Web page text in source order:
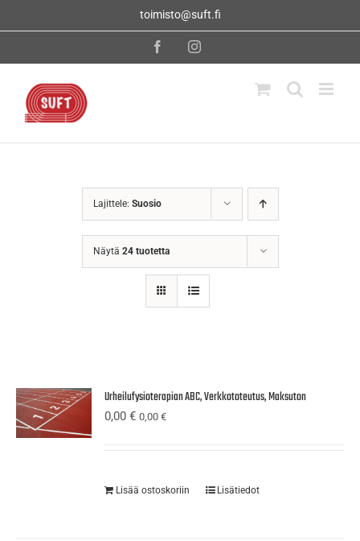
toimisto@suft.fi
FacebookInstagram
Lajittele: Suosio
Näytä 24 tuotetta
Urheilufysioterapian ABC, Verkkototeutus, Maksuton
0,00€ 0,00€
Lisää ostoskoriin Lisätiedot